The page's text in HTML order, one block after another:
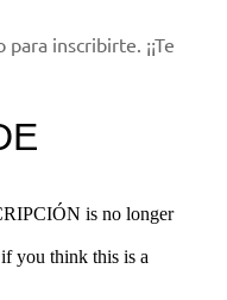
inscribirte. ¡¡Te